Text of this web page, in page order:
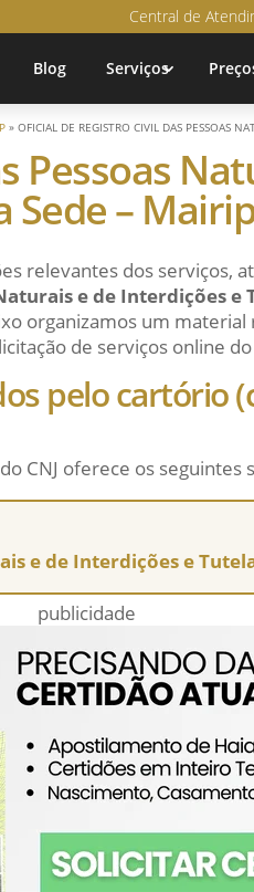
Central de
Blog Serviços
»OFICIAL DE REGISTRO CIVIL DAS PESSOAS
Pessoas
Sede –
relevantes dos serviços,
e de Interdições e
organizamos um
de serviços online
pelo cartório
CNJ oferece os seguintes
e de Interdições e
publicidade